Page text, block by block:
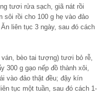
tươi rửa sạch, giã nát rồi
rồi cho 100 g hẹ vào đảo
liên tục 3 ngày, sau đó cách
ván, bèo tai tượng) tươi bỏ rễ,
300 g gạo nếp đồ thành xôi,
vào đảo thật đều; đậy kín
tục một tuần, sau đó cách 1-